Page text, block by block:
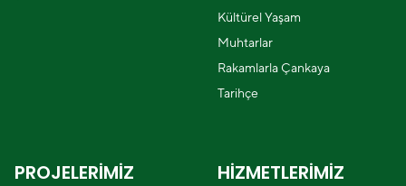
Kültürel Yaşam
Muhtarlar
Rakamlarla Çankaya
Tarihçe
PROJELERİMİZ HİZMETLERİMİZ